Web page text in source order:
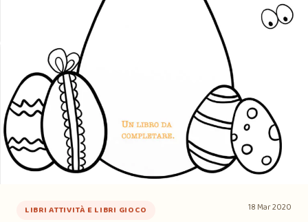
LIBRI ATTIVITÀ E LIBRI GIOCO 18 Mar 2020